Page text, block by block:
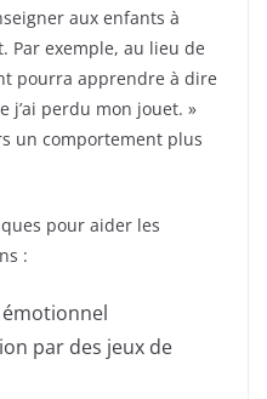
aux enfants à
Par exemple, au lieu de
pourra apprendre à dire
j’ai perdu mon jouet. »
un comportement plus
pour aider les
:
par des jeux de